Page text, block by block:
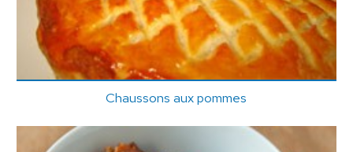
Chaussons aux pommes